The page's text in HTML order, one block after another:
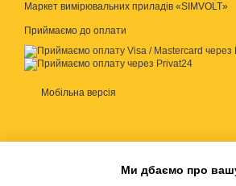
Маркет вимірювальних приладів «SIMVOLT»
Приймаємо до оплати
Мобільна версія
Ми дбаємо про